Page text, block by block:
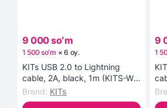
9 000 soʻm
1 500 soʻm ×6 oy.
KITs USB 2.0 to Lightning
cable, 2A, black, 1m (KITS-W-
003) kabeli
Brend: KITs
9
1